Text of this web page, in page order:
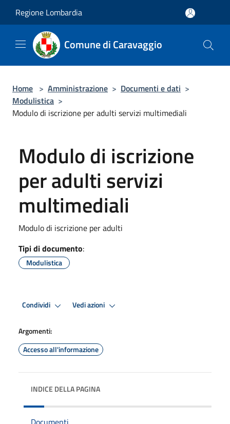
Regione Lombardia
Comune di Caravaggio
Home > Amministrazione > Documenti e dati >
Modulistica >
Modulo di iscrizione per adulti servizi multimediali
Modulo di iscrizione
per adulti servizi
multimediali
Modulo di iscrizione per adulti
Tipi di documento:
Modulistica
Condividi Vedi azioni
Argomenti:
Accesso all'informazione
INDICE DELLA PAGINA